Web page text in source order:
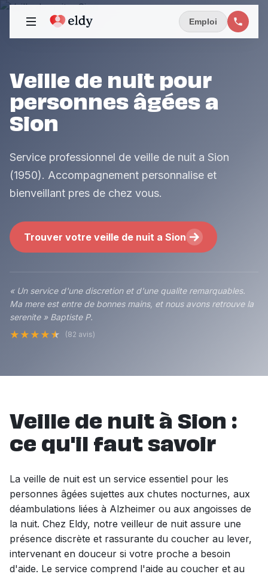
Emploi
Veille de nuit pour
personnes âgées a
Sion
Service professionnel de veille de nuit a Sion
(1950). Accompagnement personnalise et
bienveillant pres de chez vous.
Trouver votre veille de nuit a Sion
« Un service d'une discretion et d'une qualite remarquables.
Ma mere est entre de bonnes mains, et nous avons retrouve la
serenite » Baptiste P.
★ ★ ★ ★ ★ (82 avis)
Veille de nuit à Sion :
ce qu'il faut savoir
La veille de nuit est un service essentiel pour les
personnes âgées sujettes aux chutes nocturnes, aux
déambulations liées à Alzheimer ou aux angoisses de
la nuit. Chez Eldy, notre veilleur de nuit assure une
présence discrète et rassurante du coucher au lever,
intervenant en douceur si votre proche a besoin
d'aide. Le service comprend l'aide au coucher et au